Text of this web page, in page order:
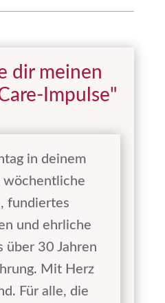
dir meinen
Impulse"
in deinem
wöchentliche
fundiertes
und ehrliche
über 30 Jahren
Mit Herz
Für alle, die